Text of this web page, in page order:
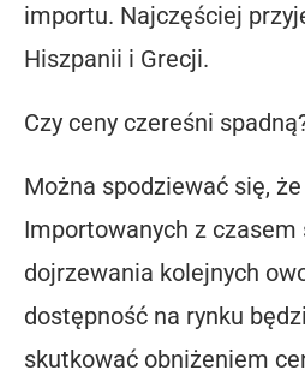
importu. Najczęściej
Hiszpanii i Grecji.
Czy ceny czereśni
Można spodziewać się,
Importowanych z czasem
dojrzewania kolejnych
dostępność na rynku
skutkować obniżeniem